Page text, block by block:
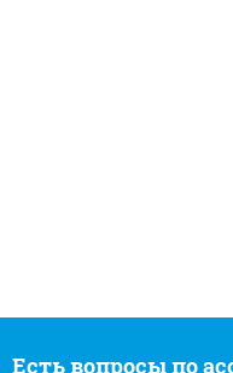
Есть вопросы по